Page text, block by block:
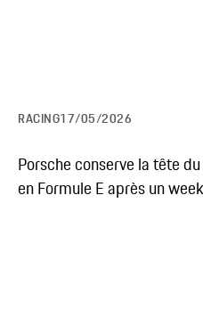
RACING17/05/2026
Porsche conserve la tête
en Formule E après un